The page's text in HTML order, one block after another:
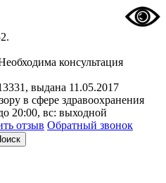
консультация
выдана 11.05.2017
в сфере здравоохранения
20:00, вс: выходной
отзыв Обратный звонок